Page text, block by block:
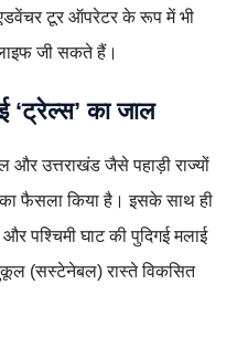
टूर ऑपरेटर के रूप में भी
जी सकते हैं।
‘ट्रेल्स’ का जाल
और उत्तराखंड जैसे पहाड़ी राज्यों
का फैसला किया है। इसके साथ ही
और पश्चिमी घाट की पुदिगई मलाई
(सस्टेनेबल) रास्ते विकसित